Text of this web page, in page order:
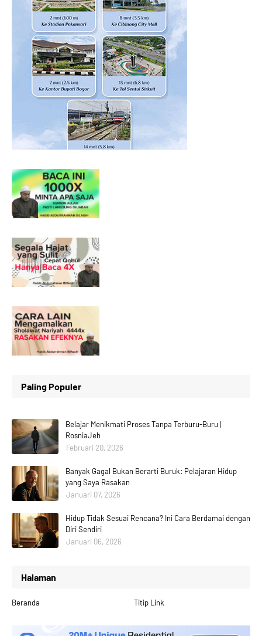
Paling Populer
Belajar Menikmati Proses Tanpa Terburu-Buru |
RosniaJeh
Februari 20, 2026
Banyak Gagal Bukan Berarti Buruk: Pelajaran Hidup
yang Saya Rasakan
Januari 07, 2026
Hidup Tidak Sesuai Rencana? Ini Cara Berdamai dengan
Diri Sendiri
Januari 06, 2026
Halaman
Beranda Titip Link